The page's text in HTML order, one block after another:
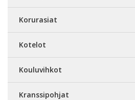
Korurasiat
Kotelot
Kouluvihkot
Kranssipohjat